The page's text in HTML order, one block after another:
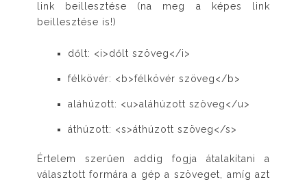
link beillesztése (na meg a képes link
beillesztése is!)
dőlt: <i>dőlt szöveg</i>
félkövér: <b>félkövér szöveg</b>
aláhúzott: <u>aláhúzott szöveg</u>
áthúzott: <s>áthúzott szöveg</s>
Értelem szerűen addig fogja átalakítani a
választott formára a gép a szöveget, amíg azt